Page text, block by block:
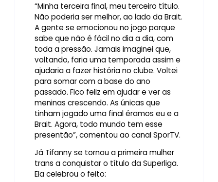
“Minha terceira final, meu terceiro título.
Não poderia ser melhor, ao lado da Brait.
A gente se emocionou no jogo porque
sabe que não é fácil no dia a dia, com
toda a pressão. Jamais imaginei que,
voltando, faria uma temporada assim e
ajudaria a fazer história no clube. Voltei
para somar com a base do ano
passado. Fico feliz em ajudar e ver as
meninas crescendo. As únicas que
tinham jogado uma final éramos eu e a
Brait. Agora, todo mundo tem esse
presentão”, comentou ao canal SporTV.
Já Tifanny se tornou a primeira mulher
trans a conquistar o título da Superliga.
Ela celebrou o feito: